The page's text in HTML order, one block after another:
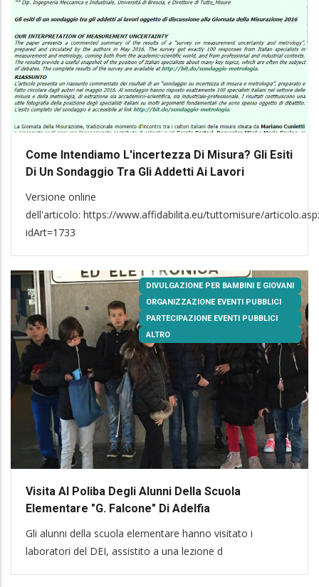
Come Intendiamo L'incertezza Di Misura? Gli Esiti
Di Un Sondaggio Tra Gli Addetti Ai Lavori
Versione online
dell'articolo: https://www.affidabilita.eu/tuttomisure/
idArt=1733
DIVULGAZIONE PER BAMBINI E GIOVANI
ORGANIZZAZIONE EVENTI PUBBLICI
PARTECIPAZIONE EVENTI PUBBLICI
ALTRO
Visita Al Poliba Degli Alunni Della Scuola
Elementare "G. Falcone" Di Adelfia
Gli alunni della scuola elementare hanno visitato i
laboratori del DEI, assistito a una lezione d